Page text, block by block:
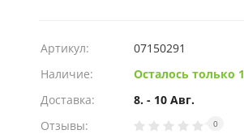
Артикул:
07150291
Наличие:
Осталось только 1
Доставка:
8. - 10 Авг.
Отзывы:
0